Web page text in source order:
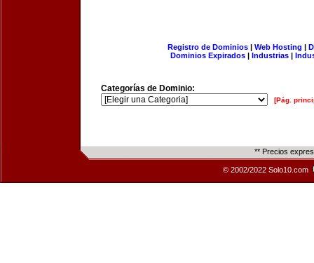
Registro de Dominios| Web Hosting |
Dominios Expirados | Industrias |
Categorías de Dominio:
[Pág.
** Precios
© 2002/2022 Solo10.com